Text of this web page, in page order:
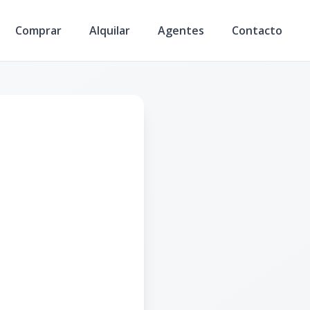
Comprar Alquilar Agentes Contacto